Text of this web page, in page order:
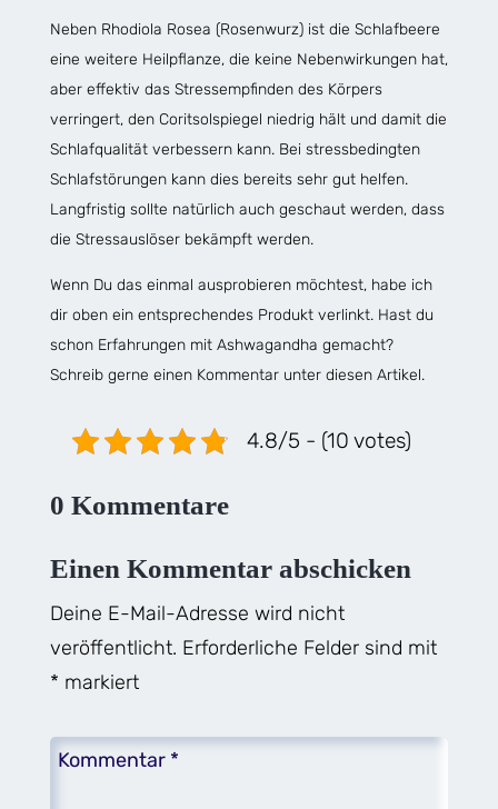
Neben Rhodiola Rosea (Rosenwurz) ist die Schlafbeere
eine weitere Heilpflanze, die keine Nebenwirkungen hat,
aber effektiv das Stressempfinden des Körpers
verringert, den Coritsolspiegel niedrig hält und damit die
Schlafqualität verbessern kann. Bei stressbedingten
Schlafstörungen kann dies bereits sehr gut helfen.
Langfristig sollte natürlich auch geschaut werden, dass
die Stressauslöser bekämpft werden.
Wenn Du das einmal ausprobieren möchtest, habe ich
dir oben ein entsprechendes Produkt verlinkt. Hast du
schon Erfahrungen mit Ashwagandha gemacht?
Schreib gerne einen Kommentar unter diesen Artikel.
4.8/5 - (10 votes)
0 Kommentare
Einen Kommentar abschicken
Deine E-Mail-Adresse wird nicht
veröffentlicht. Erforderliche Felder sind mit
* markiert